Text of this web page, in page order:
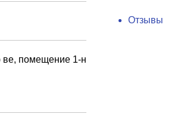
ве, помещение 1-н
Отзывы